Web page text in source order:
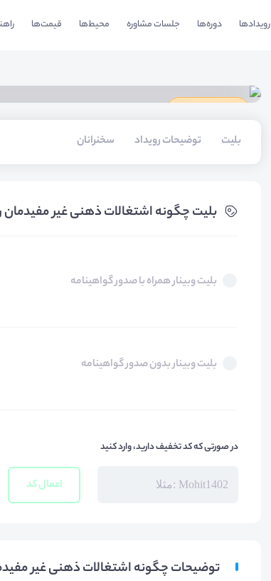
رویدادها دوره‌ها جلسات مشاوره محیط‌ها قیمت‌ها
بلیت‌ توضیحات رویداد سخنرانان
بلیت‌ چگونه اشتغالات ذهنی غیر مفیدمان
بلیت وبینار همراه با صدور گواهینامه
بلیت وبینار بدون صدور گواهینامه
در صورتی که کد تخفیف دارید، وارد کنید
اعمال کد
توضیحات چگونه اشتغالات ذهنی غیر